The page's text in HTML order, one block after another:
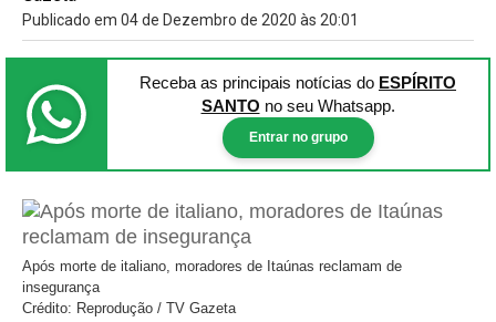
Publicado em 04 de Dezembro de 2020 às 20:01
Receba as principais notícias do ESPÍRITO
SANTO no seu Whatsapp.
Entrar no grupo
Após morte de italiano, moradores de Itaúnas reclamam de
insegurança
Crédito: Reprodução / TV Gazeta